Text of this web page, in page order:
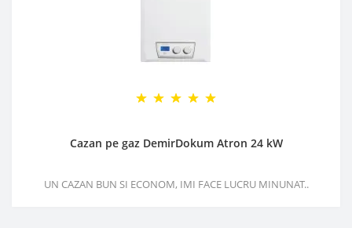
Cazan pe gaz DemirDokum Atron 24 kW
UN CAZAN BUN SI ECONOM, IMI FACE LUCRU MINUNAT..